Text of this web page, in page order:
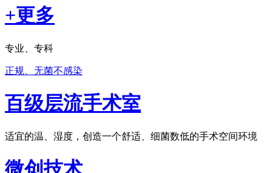
+更多
专业、专科
正规、无菌不感染
百级层流手术室
适宜的温、湿度，创造一个舒适、细菌数低的手术空间环境